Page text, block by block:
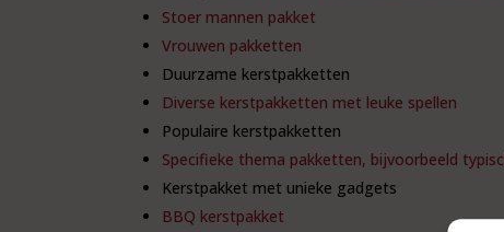
Stoer mannen pakket
Vrouwen pakketten
Duurzame kerstpakketten
Diverse kerstpakketten met leuke spellen
Populaire kerstpakketten
Specifieke thema pakketten, bijvoorbeeld
Kerstpakket met unieke gadgets
BBQ kerstpakket